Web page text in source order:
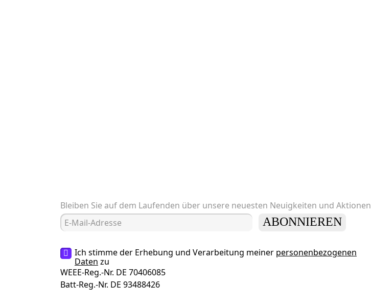
Bleiben Sie auf dem Laufenden über unsere neuesten Neuigkeiten und Aktionen
Ich stimme der Erhebung und Verarbeitung meiner personenbezogenen
Daten zu
ABONNIEREN
WEEE-Reg.-Nr. DE 70406085
Batt-Reg.-Nr. DE 93488426